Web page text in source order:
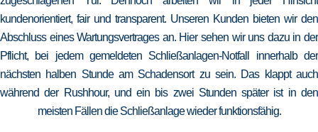
kundenorientiert, fair und transparent. Unseren Kunden bieten wir den
Abschluss eines Wartungsvertrages an. Hier sehen wir uns dazu in der
Pflicht, bei jedem gemeldeten Schließanlagen-Notfall innerhalb der
nächsten halben Stunde am Schadensort zu sein. Das klappt auch
während der Rushhour, und ein bis zwei Stunden später ist in den
meisten Fällen die Schließanlage wieder funktionsfähig.